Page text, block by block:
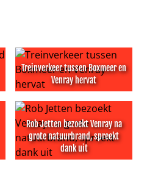
bij Venray
Treinverkeer tussen Boxmeer en
Venray hervat
Treinverkeer tussen
Rob Jetten bezoekt Venray na
grote natuurbrand, spreekt
dank uit